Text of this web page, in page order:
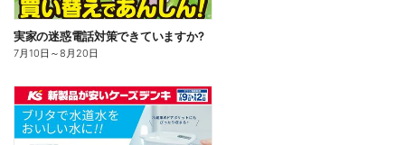
実家の迷惑電話対策できていますか?
7月10日 ～8月20日